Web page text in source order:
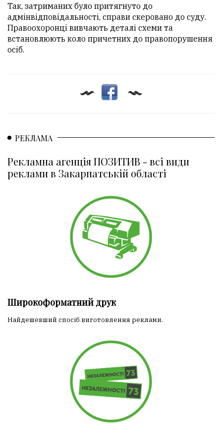
Так, затриманих було притягнуто до
адмінвідповідальності, справи скеровано до суду.
Правоохоронці вивчають деталі схеми та
встановлюють коло причетних до правопорушення
осіб.
РЕКЛАМА
Рекламна агенція ПОЗИТИВ - всі види
реклами в Закарпатській області
Широкоформатний друк
Найдешевший спосіб виготовлення реклами.